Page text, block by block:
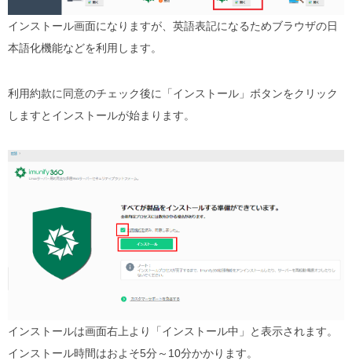
インストール画面になりますが、英語表記になるためブラウザの日
本語化機能などを利用します。
利用約款に同意のチェック後に「インストール」ボタンをクリック
しますとインストールが始まります。
インストールは画面右上より「インストール中」と表示されます。
インストール時間はおよそ5分～10分かかります。